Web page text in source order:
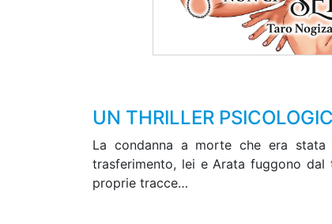
UN THRILLER
La condanna a morte che era
trasferimento, lei e Arata fuggono
proprie tracce…